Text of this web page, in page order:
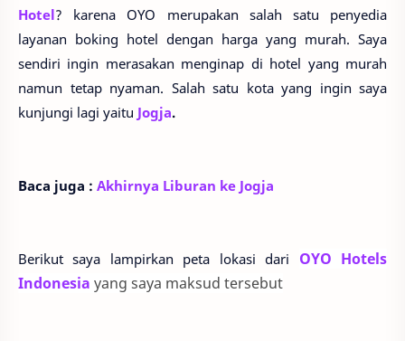
Hotel? karena OYO merupakan salah satu penyedia
layanan boking hotel dengan harga yang murah. Saya
sendiri ingin merasakan menginap di hotel yang murah
namun tetap nyaman. Salah satu kota yang ingin saya
kunjungi lagi yaitu Jogja.
Baca juga : Akhirnya Liburan ke Jogja
Berikut saya lampirkan peta lokasi dari OYO Hotels
Indonesia yang saya maksud tersebut